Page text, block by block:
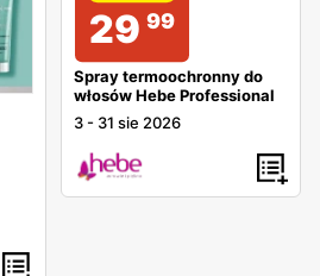
29 99
Spray termoochronny do
włosów Hebe Professional
3 - 31 sie 2026